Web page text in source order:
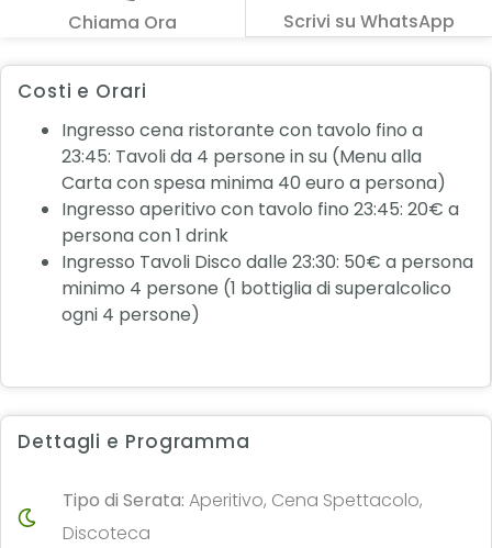
Chiama Ora Scrivi su WhatsApp
Costi e Orari
Ingresso cena ristorante con tavolo fino a
23:45: Tavoli da 4 persone in su (Menu alla
Carta con spesa minima 40 euro a persona)
Ingresso aperitivo con tavolo fino 23:45: 20€ a
persona con 1 drink
Ingresso Tavoli Disco dalle 23:30: 50€ a persona
minimo 4 persone (1 bottiglia di superalcolico
ogni 4 persone)
Dettagli e Programma
Tipo di Serata:Aperitivo, Cena Spettacolo,
Discoteca